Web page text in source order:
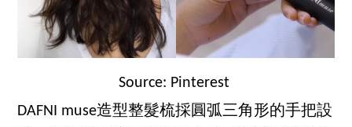
Source: Pinterest
DAFNI muse造型整髮梳採圓弧三角形的手把設